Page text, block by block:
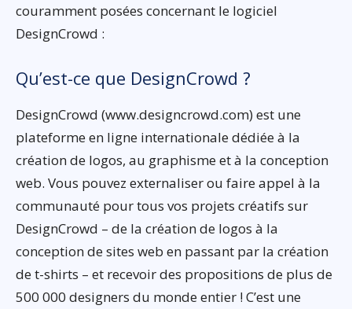
couramment posées concernant le logiciel
DesignCrowd :
Qu’est-ce que DesignCrowd ?
DesignCrowd (www.designcrowd.com) est une
plateforme en ligne internationale dédiée à la
création de logos, au graphisme et à la conception
web. Vous pouvez externaliser ou faire appel à la
communauté pour tous vos projets créatifs sur
DesignCrowd – de la création de logos à la
conception de sites web en passant par la création
de t-shirts – et recevoir des propositions de plus de
500 000 designers du monde entier ! C’est une